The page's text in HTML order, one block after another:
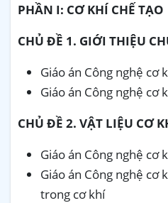
PHẦN I: CƠ KHÍ CHẾ TẠO
CHỦ ĐỀ 1. GIỚI THIỆU
Giáo án Công nghệ cơ
Giáo án Công nghệ cơ
CHỦ ĐỀ 2. VẬT LIỆU CƠ
Giáo án Công nghệ cơ
Giáo án Công nghệ cơ
trong cơ khí